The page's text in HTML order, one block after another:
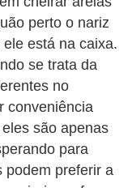
perto o nariz
está na caixa.
se trata da
no
conveniência
são apenas
para
podem preferir a